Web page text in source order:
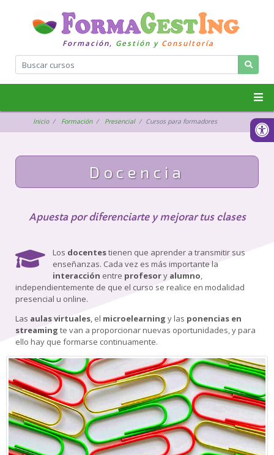
Formación, Gestión y Consultoría
Inicio Formación Presencial Cursos para formadores
Docencia
Apuesta por diferenciarte y mejorar tus clases
Los docentestienen que aprender a transmitir sus
enseñanzas. Cada vez es más importante la
interacción entre profesory alumno,
independientemente de que el curso se realice en modalidad
presencial u online.
Las aulas virtuales, el microelearning y las ponencias en
streaming te van a proporcionar nuevas oportunidades, y para
ello hay que formarse continuamente.